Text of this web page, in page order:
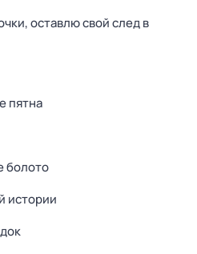
оставлю свой след в
пятна
болото
истории